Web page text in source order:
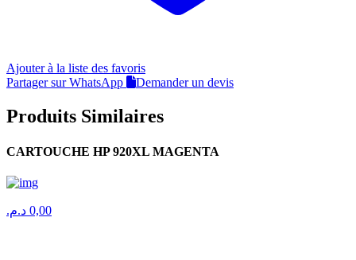
Ajouter à la liste des favoris
Partager sur WhatsApp
Demander un devis
Produits Similaires
CARTOUCHE HP 920XL MAGENTA
0,00 د.م.